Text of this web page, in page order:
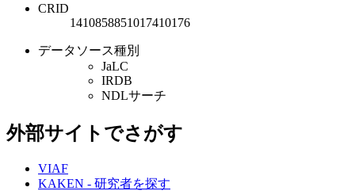
CRID
1410858851017410176
データソース種別
JaLC
IRDB
NDLサーチ
外部サイトでさがす
VIAF
KAKEN - 研究者を探す